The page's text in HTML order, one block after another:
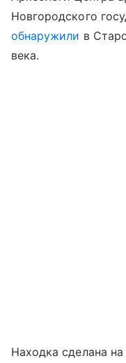
Новгородского
обнаружили в
века.
Находка сделана